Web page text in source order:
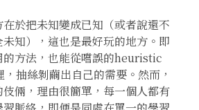
於把未知變成已知（或者說還不
知），這也是最好玩的地方。即
的方法，也能從嚐誤的heuristic
抽絲剝繭出自己的需要。然而，
倆，理由很簡單，每一個人都有